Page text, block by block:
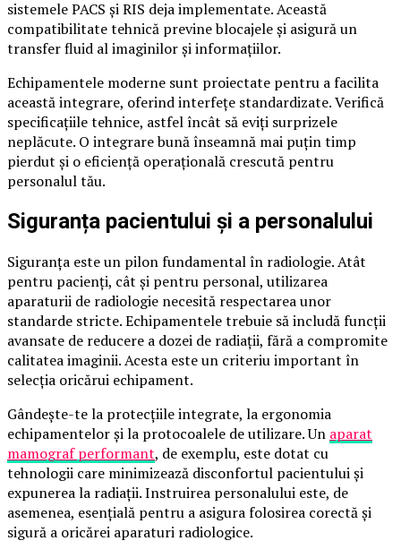
sistemele PACS și RIS deja implementate. Această
compatibilitate tehnică previne blocajele și asigură un
transfer fluid al imaginilor și informațiilor.
Echipamentele moderne sunt proiectate pentru a facilita
această integrare, oferind interfețe standardizate. Verifică
specificațiile tehnice, astfel încât să eviți surprizele
neplăcute. O integrare bună înseamnă mai puțin timp
pierdut și o eficiență operațională crescută pentru
personalul tău.
Siguranța pacientului și a personalului
Siguranța este un pilon fundamental în radiologie. Atât
pentru pacienți, cât și pentru personal, utilizarea
aparaturii de radiologie necesită respectarea unor
standarde stricte. Echipamentele trebuie să includă funcții
avansate de reducere a dozei de radiații, fără a compromite
calitatea imaginii. Acesta este un criteriu important în
selecția oricărui echipament.
Gândește-te la protecțiile integrate, la ergonomia
echipamentelor și la protocoalele de utilizare. Un aparat
mamograf performant, de exemplu, este dotat cu
tehnologii care minimizează disconfortul pacientului și
expunerea la radiații. Instruirea personalului este, de
asemenea, esențială pentru a asigura folosirea corectă și
sigură a oricărei aparaturi radiologice.